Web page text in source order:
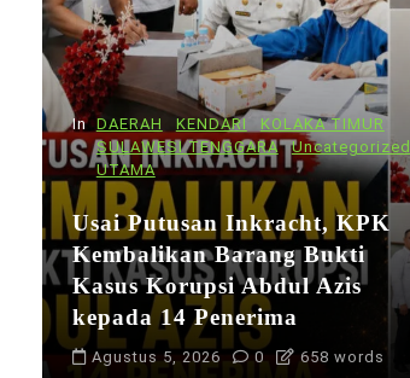
In DAERAH KENDARI
KOLAKA TIMUR
SULAWESI TENGGARA
Uncategorized
UTAMA
Usai Putusan Inkracht, KPK
Kembalikan Barang Bukti
Kasus Korupsi Abdul Azis
kepada 14 Penerima
Agustus 5, 2026 0 658 words